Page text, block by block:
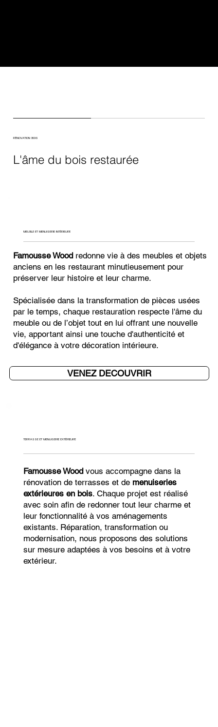
RÉNOVATION BOIS
L'âme du bois restaurée
MEUBLE ET MENUISERIE INTÉRIEURE
Famousse Woodredonne vie à des meubles et objets
anciens en les restaurant minutieusement pour
préserver leur histoire et leur charme.
Spécialisée dans la transformation de pièces usées
par le temps, chaque restauration respecte l'âme du
meuble ou de l’objet tout en lui offrant une nouvelle
vie, apportant ainsi une touche d'authenticité et
d'élégance à votre décoration intérieure.
VENEZ DECOUVRIR
TERRASSE ET MENUISERIE EXTÉRIEURE
Famousse Woodvous accompagne dans la
rénovation de terrasses et de menuiseries
extérieures en bois. Chaque projet est réalisé
avec soin afin de redonner tout leur charme et
leur fonctionnalité à vos aménagements
existants. Réparation, transformation ou
modernisation, nous proposons des solutions
sur mesure adaptées à vos besoins et à votre
extérieur.